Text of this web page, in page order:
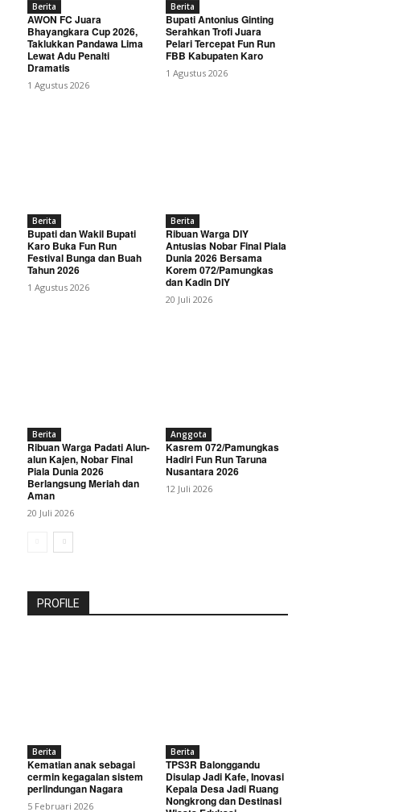
Berita
AWON FC Juara
Bhayangkara Cup 2026,
Taklukkan Pandawa Lima
Lewat Adu Penalti
Dramatis
1 Agustus 2026
Berita
Bupati Antonius Ginting
Serahkan Trofi Juara
Pelari Tercepat Fun Run
FBB Kabupaten Karo
1 Agustus 2026
Berita
Bupati dan Wakil Bupati
Karo Buka Fun Run
Festival Bunga dan Buah
Tahun 2026
1 Agustus 2026
Berita
Ribuan Warga DIY
Antusias Nobar Final Piala
Dunia 2026 Bersama
Korem 072/Pamungkas
dan Kadin DIY
20 Juli 2026
Berita
Ribuan Warga Padati Alun-
alun Kajen, Nobar Final
Piala Dunia 2026
Berlangsung Meriah dan
Aman
20 Juli 2026
Anggota
Kasrem 072/Pamungkas
Hadiri Fun Run Taruna
Nusantara 2026
12 Juli 2026
PROFILE
Berita
Kematian anak sebagai
cermin kegagalan sistem
perlindungan Nagara
5 Februari 2026
Berita
TPS3R Balonggandu
Disulap Jadi Kafe, Inovasi
Kepala Desa Jadi Ruang
Nongkrong dan Destinasi